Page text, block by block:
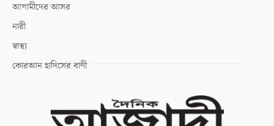
আগামীদের আসর
নারী
স্বাস্থ্য
কোরআন হাদিসের বাণী